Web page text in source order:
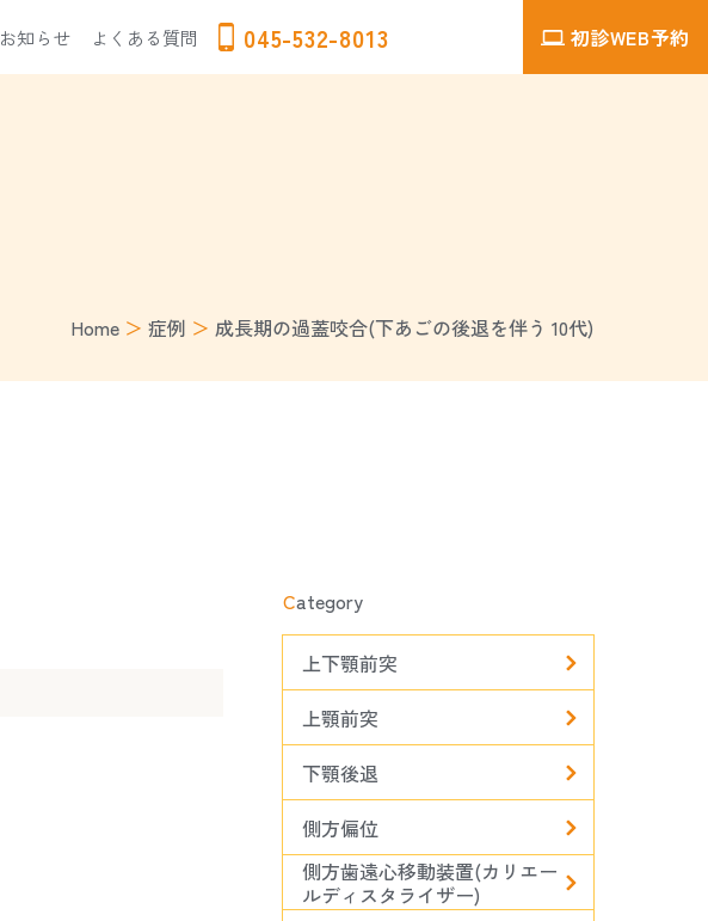
お知らせ よくある質問 045-532-8013 初診WEB予約
Home ＞ 症例 ＞ 成長期の過蓋咬合(下あごの後退を伴う 10代)
Category
上下顎前突
上顎前突
下顎後退
側方偏位
側方歯遠心移動装置(カリエー
ルディスタライザー)